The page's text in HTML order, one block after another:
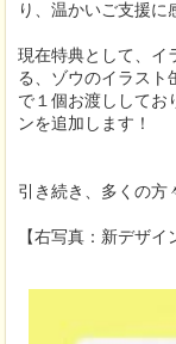
り、温かいご支援に
現在特典として、イ
る、ゾウのイラスト
で１個お渡ししてお
ンを追加します！
引き続き、多くの方
【右写真：新デザイ